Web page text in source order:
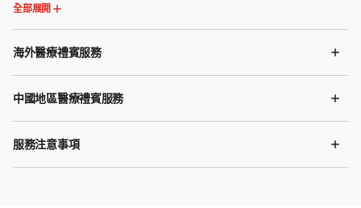
全部展開
海外醫療禮賓服務
中國地區醫療禮賓服務
服務注意事項